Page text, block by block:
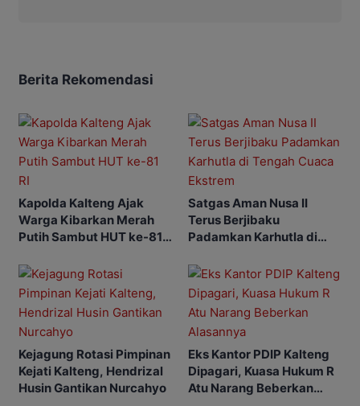
Berita Rekomendasi
Kapolda Kalteng Ajak
Warga Kibarkan Merah
Putih Sambut HUT ke-81
Satgas Aman Nusa II
Terus Berjibaku
Padamkan Karhutla di
Kejagung Rotasi Pimpinan
Kejati Kalteng, Hendrizal
Husin Gantikan Nurcahyo
Eks Kantor PDIP Kalteng
Dipagari, Kuasa Hukum R
Atu Narang Beberkan